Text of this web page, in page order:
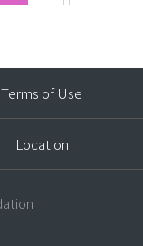
Terms of Use
Location